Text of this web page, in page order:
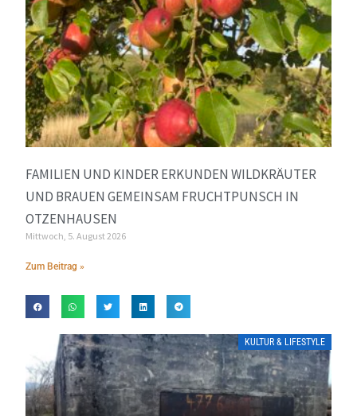
FAMILIEN UND KINDER ERKUNDEN WILDKRÄUTER
UND BRAUEN GEMEINSAM FRUCHTPUNSCH IN
OTZENHAUSEN
Mittwoch, 5. August 2026
Zum Beitrag »
KULTUR & LIFESTYLE